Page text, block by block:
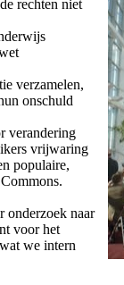
rechten niet
verzamelen,
onschuld
verandering
vrijwaring
populaire,
onderzoek naar
voor het
we intern